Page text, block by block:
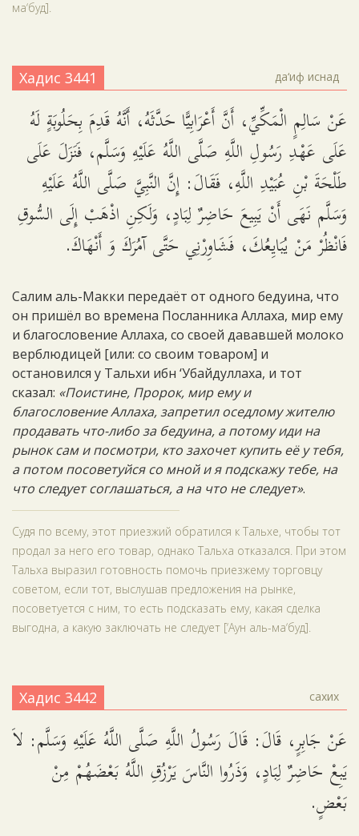
ма‘буд].
Хадис 3441 да‘иф иснад
عَنْ سَالِمٍ الْمَكِّيِّ، أَنَّ أَعْرَابِيًّا حَدَّثَهُ، أَنَّهُ قَدِمَ بِحَلُوبَةٍ لَهُ
عَلَى عَهْدِ رَسُولِ اللَّهِ صَلَّى اللَّهُ عَلَيْهِ وَسَلَّم، فَنَزَلَ عَلَى
طَلْحَةَ بْنِ عُبَيْدِ اللَّهِ، فَقَالَ: إِنَّ النَّبِيَّ صَلَّى اللَّهُ عَلَيْهِ
وَسَلَّم نَهَى أَنْ يَبِيعَ حَاضِرٌ لِبَادٍ، وَلَكِنِ اذْهَبْ إِلَى السُّوقِ
فَانْظُرْ مَنْ يُبَايِعُكَ، فَشَاوِرْنِي حَتَّى آمُرَكَ وَ أَنْهَاكَ.
Салим аль-Макки передаёт от одного бедуина, что
он пришёл во времена Посланника Аллаха, мир ему
и благословение Аллаха, со своей дававшей молоко
верблюдицей [или: со своим товаром] и
остановился у Тальхи ибн ‘Убайдуллаха, и тот
сказал: «Поистине, Пророк, мир ему и
благословение Аллаха, запретил оседлому жителю
продавать что-либо за бедуина, а потому иди на
рынок сам и посмотри, кто захочет купить её у тебя,
а потом посоветуйся со мной и я подскажу тебе, на
что следует соглашаться, а на что не следует».
Судя по всему, этот приезжий обратился к Тальхе, чтобы тот
продал за него его товар, однако Тальха отказался. При этом
Тальха выразил готовность помочь приезжему торговцу
советом, если тот, выслушав предложения на рынке,
посоветуется с ним, то есть подсказать ему, какая сделка
выгодна, а какую заключать не следует [‘Аун аль-ма‘буд].
Хадис 3442 сахих
عَنْ جَابِرٍ، قَالَ: قَالَ رَسُولُ اللَّهِ صَلَّى اللَّهُ عَلَيْهِ وَسَلَّم: لاَ
يَبِعْ حَاضِرٌ لِبَادٍ، وَذَرُوا النَّاسَ يَرْزُقِ اللَّهُ بَعْضَهُمْ مِنْ
بَعْضٍ.